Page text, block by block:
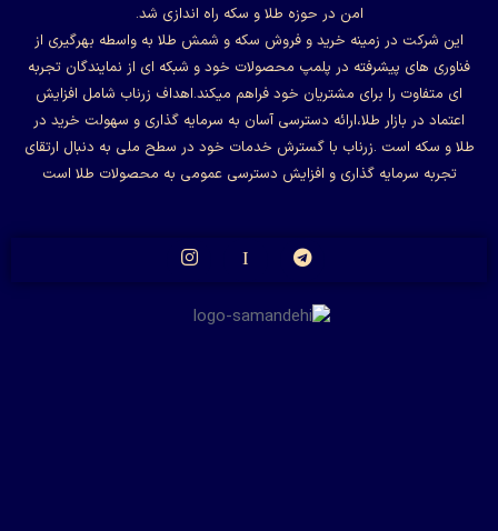
امن در حوزه طلا و سکه راه اندازی شد.
این شرکت در زمینه خرید و فروش سکه و شمش طلا به واسطه بهرگیری از
فناوری های پیشرفته در پلمپ محصولات خود و شبکه ای از نمایندگان تجربه
ای متفاوت را برای مشتریان خود فراهم میکند.اهداف زرناب شامل افزایش
اعتماد در بازار طلا،ارائه دسترسی آسان به سرمایه گذاری و سهولت خرید در
طلا و سکه است .زرناب با گسترش خدمات خود در سطح ملی به دنبال ارتقای
تجربه سرمایه گذاری و افزایش دسترسی عمومی به محصولات طلا است